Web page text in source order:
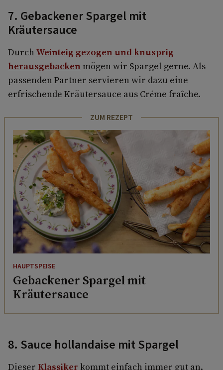
7. Gebackener Spargel mit
Kräutersauce
Durch Weinteig gezogen und knusprig
herausgebacken mögen wir Spargel gerne. Als
passenden Partner servieren wir dazu eine
erfrischende Kräutersauce aus Créme fraîche.
ZUM REZEPT
HAUPTSPEISE
Gebackener Spargel mit
Kräutersauce
8. Sauce hollandaise mit Spargel
Dieser Klassiker kommt einfach immer gut an.